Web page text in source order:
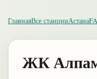
ГлавнаяВсе станцииАстана
ЖК